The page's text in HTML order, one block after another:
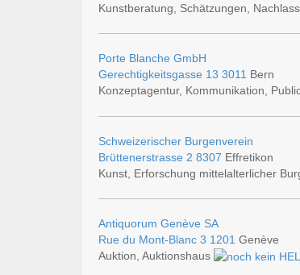
Kunstberatung, Schätzungen,
Porte Blanche GmbH
Gerechtigkeitsgasse 13 3011 Bern
Konzeptagentur, Kommunikation,
Schweizerischer Burgenverein
Brüttenerstrasse 2 8307 Effretikon
Kunst, Erforschung mittelalterlicher
Antiquorum Genève SA
Rue du Mont-Blanc 3 1201 Genève
Auktion, Auktionshaus